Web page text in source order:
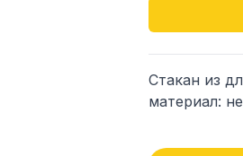
Стакан из
материал: